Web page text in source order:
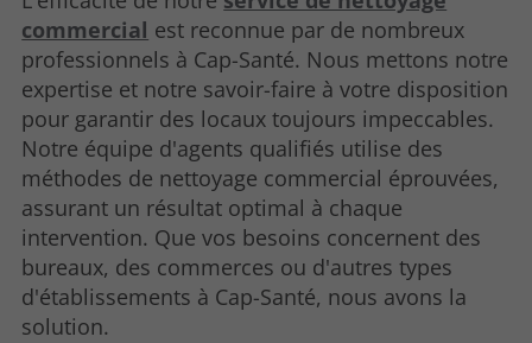
commercial est reconnue par de nombreux
professionnels à Cap-Santé. Nous mettons notre
expertise et notre savoir-faire à votre disposition
pour garantir des locaux toujours impeccables.
Notre équipe d'agents qualifiés utilise des
méthodes de nettoyage commercial éprouvées,
assurant un résultat optimal à chaque
intervention. Que vos besoins concernent des
bureaux, des commerces ou d'autres types
d'établissements à Cap-Santé, nous avons la
solution.